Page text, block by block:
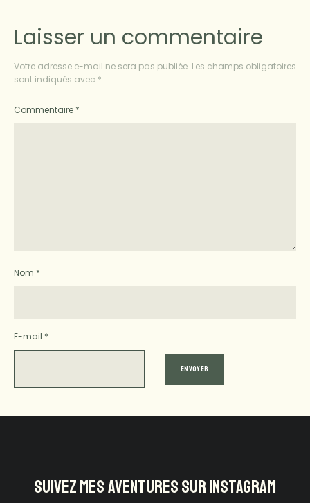
Laisser un commentaire
Votre adresse e-mail ne sera pas publiée. Les champs obligatoires
sont indiqués avec *
Commentaire *
Nom *
E-mail *
SUIVEZ MES AVENTURES SUR INSTAGRAM